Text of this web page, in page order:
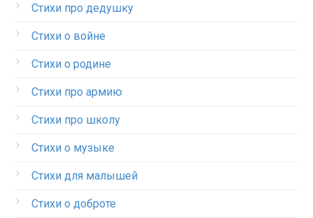
Стихи про дедушку
Стихи о войне
Стихи о родине
Стихи про армию
Стихи про школу
Стихи о музыке
Стихи для малышей
Стихи о доброте